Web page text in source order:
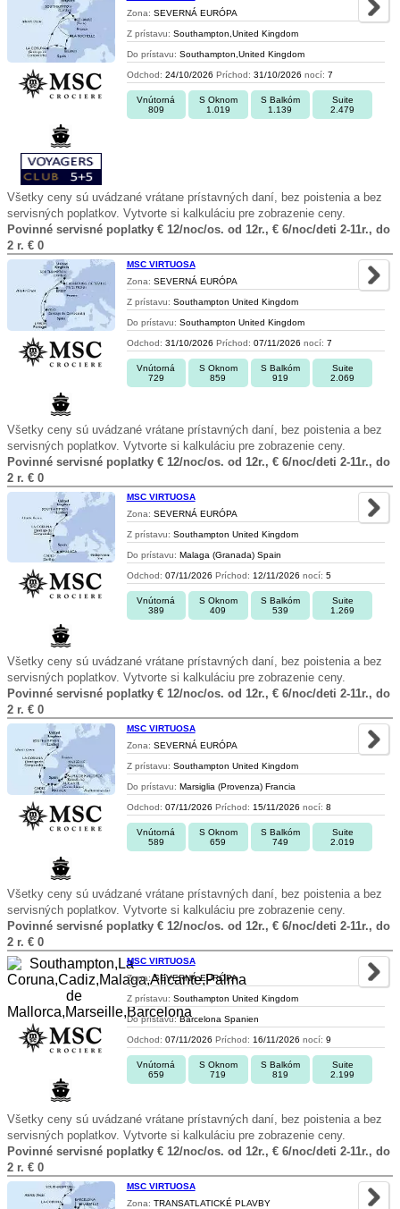
Zona: SEVERNÁ EURÓPA
Z prístavu: Southampton,United Kingdom
Do prístavu: Southampton,United Kingdom
Odchod: 24/10/2026 Príchod: 31/10/2026 nocí: 7
Vnútorná
809
S Oknom
1.019
S Balkóm
1.139
Suite
2.479
Všetky ceny sú uvádzané vrátane prístavných daní, bez poistenia a bez
servisných poplatkov. Vytvorte si kalkuláciu pre zobrazenie ceny.
Povinné servisné poplatky € 12/noc/os. od 12r., € 6/noc/deti 2-11r., do
2 r. € 0
MSC VIRTUOSA
Zona: SEVERNÁ EURÓPA
Z prístavu: Southampton United Kingdom
Do prístavu: Southampton United Kingdom
Odchod: 31/10/2026 Príchod: 07/11/2026 nocí: 7
Vnútorná
729
S Oknom
859
S Balkóm
919
Suite
2.069
Všetky ceny sú uvádzané vrátane prístavných daní, bez poistenia a bez
servisných poplatkov. Vytvorte si kalkuláciu pre zobrazenie ceny.
Povinné servisné poplatky € 12/noc/os. od 12r., € 6/noc/deti 2-11r., do
2 r. € 0
MSC VIRTUOSA
Zona: SEVERNÁ EURÓPA
Z prístavu: Southampton United Kingdom
Do prístavu: Malaga (Granada) Spain
Odchod: 07/11/2026 Príchod: 12/11/2026 nocí: 5
Vnútorná
389
S Oknom
409
S Balkóm
539
Suite
1.269
Všetky ceny sú uvádzané vrátane prístavných daní, bez poistenia a bez
servisných poplatkov. Vytvorte si kalkuláciu pre zobrazenie ceny.
Povinné servisné poplatky € 12/noc/os. od 12r., € 6/noc/deti 2-11r., do
2 r. € 0
MSC VIRTUOSA
Zona: SEVERNÁ EURÓPA
Z prístavu: Southampton United Kingdom
Do prístavu: Marsiglia (Provenza) Francia
Odchod: 07/11/2026 Príchod: 15/11/2026 nocí: 8
Vnútorná
589
S Oknom
659
S Balkóm
749
Suite
2.019
Všetky ceny sú uvádzané vrátane prístavných daní, bez poistenia a bez
servisných poplatkov. Vytvorte si kalkuláciu pre zobrazenie ceny.
Povinné servisné poplatky € 12/noc/os. od 12r., € 6/noc/deti 2-11r., do
2 r. € 0
MSC VIRTUOSA
Zona: SEVERNÁ EURÓPA
Z prístavu: Southampton United Kingdom
Do prístavu: Barcelona Spanien
Odchod: 07/11/2026 Príchod: 16/11/2026 nocí: 9
Vnútorná
659
S Oknom
719
S Balkóm
819
Suite
2.199
Všetky ceny sú uvádzané vrátane prístavných daní, bez poistenia a bez
servisných poplatkov. Vytvorte si kalkuláciu pre zobrazenie ceny.
Povinné servisné poplatky € 12/noc/os. od 12r., € 6/noc/deti 2-11r., do
2 r. € 0
MSC VIRTUOSA
Zona: TRANSATLATICKÉ PLAVBY